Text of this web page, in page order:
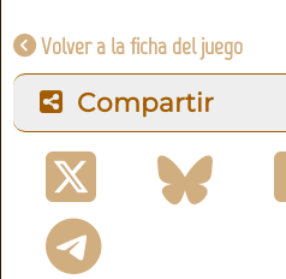
Volver a la ficha del juego
Compartir